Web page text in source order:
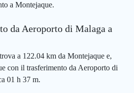
a Montejaque.
da Aeroporto di Malaga a
a 122.04 km da Montejaque e,
con il trasferimento da Aeroporto di
01 h 37 m.